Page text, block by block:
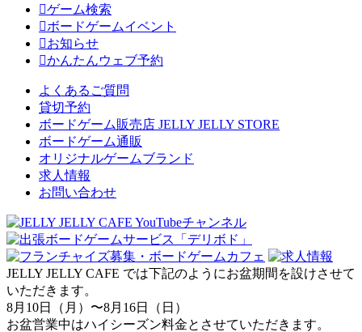
ゲーム検索
ボードゲームイベント
お知らせ
かんたんウェブ予約
よくあるご質問
貸切予約
ボードゲーム販売店 JELLY JELLY STORE
ボードゲーム通販
オリジナルゲームブランド
求人情報
お問い合わせ
JELLY JELLY CAFE では下記のようにお盆期間を設けさせて
いただきます。
8月10日（月）〜8月16日（日）
お盆営業中はハイシーズン料金とさせていただきます。